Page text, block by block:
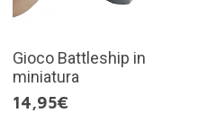
Gioco Battleship in
miniatura
14,95€